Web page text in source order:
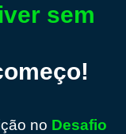
sem
no Desafio